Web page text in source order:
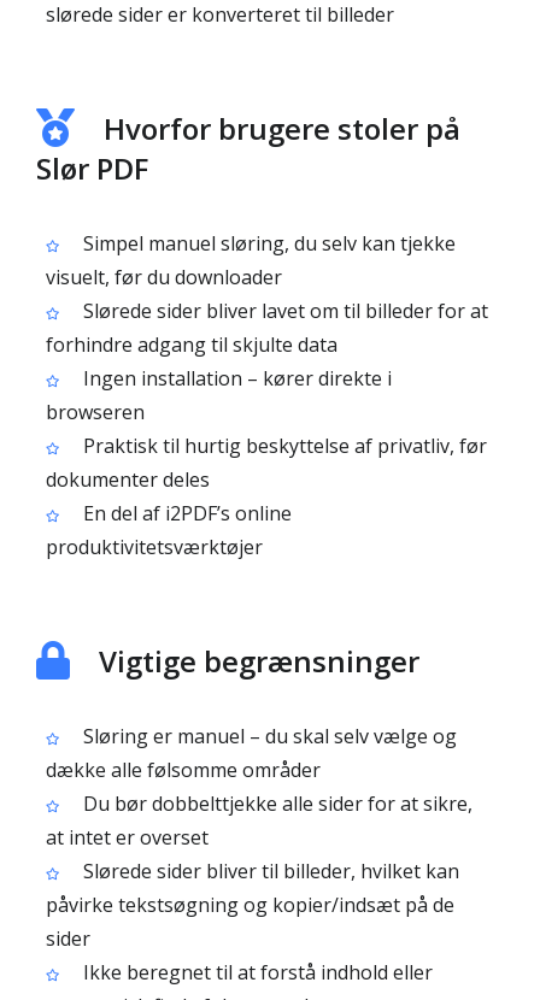
slørede sider er konverteret til billeder
Hvorfor brugere stoler på
Slør PDF
Simpel manuel sløring, du selv kan tjekke
visuelt, før du downloader
Slørede sider bliver lavet om til billeder for at
forhindre adgang til skjulte data
Ingen installation – kører direkte i
browseren
Praktisk til hurtig beskyttelse af privatliv, før
dokumenter deles
En del af i2PDF’s online
produktivitetsværktøjer
Vigtige begrænsninger
Sløring er manuel – du skal selv vælge og
dække alle følsomme områder
Du bør dobbelttjekke alle sider for at sikre,
at intet er overset
Slørede sider bliver til billeder, hvilket kan
påvirke tekstsøgning og kopier/indsæt på de
sider
Ikke beregnet til at forstå indhold eller